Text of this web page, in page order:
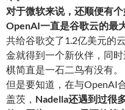
对于微软来说，还顺便有
OpenAI一直是谷歌云的最
共给谷歌交了1.2亿美元的
金就得到一个新伙伴，同
棋简直是一石二鸟有没有。
但是要知道，在与OpenAI
盖茨， Nadella还遇到过很